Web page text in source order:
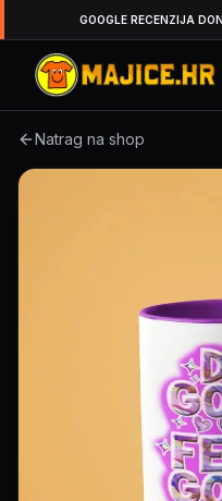
GOOGLE RECENZIJA
Natrag na shop